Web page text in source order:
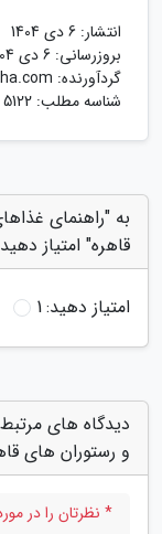
انتشار: 6 دی 1404
بروزرسانی: 6 دی 1404
گردآورنده:
شناسه مطلب: 5122
به "راهنمای
قاهره" امتیاز دهید
امتیاز دهید:1
دیدگاه های
و رستوران های
* نظرتان را در